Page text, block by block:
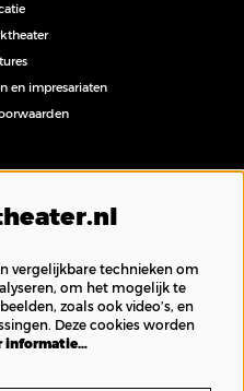
en impresariaten
vergelijkbare technieken om
om het mogelijk te
zoals ook video’s, en
Deze cookies worden
informatie…